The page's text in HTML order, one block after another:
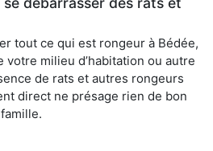
tout ce qui est rongeur à Bédée,
milieu d’habitation ou autre
de rats et autres rongeurs
direct ne présage rien de bon